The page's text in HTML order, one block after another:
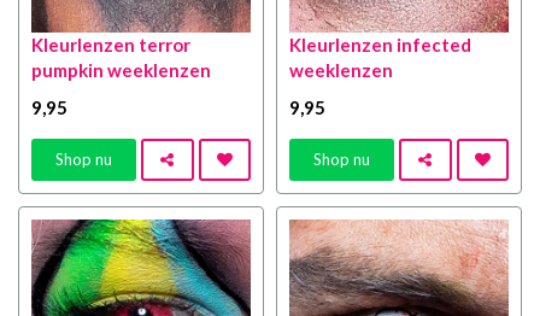
Kleurlenzen terror
pumpkin weeklenzen
9,95
Shop nu
Kleurlenzen infected
weeklenzen
9,95
Shop nu